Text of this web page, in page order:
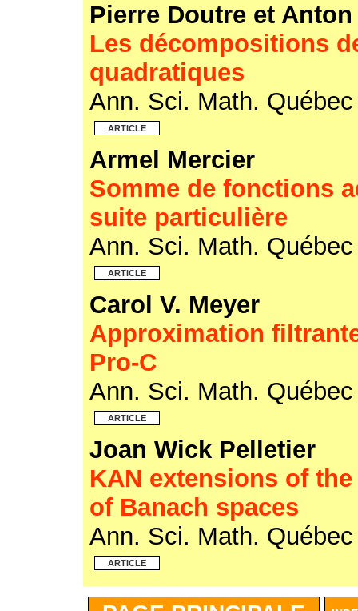
Pierre Doutre et
Les décompositions
quadratiques
Ann. Sci. Math.
ARTICLE
Armel Mercier
Somme de fonctions
suite particulière
Ann. Sci. Math.
ARTICLE
Carol V. Meyer
Approximation
Pro-C
Ann. Sci. Math.
ARTICLE
Joan Wick Pelletier
KAN extensions of
of Banach spaces
Ann. Sci. Math.
ARTICLE